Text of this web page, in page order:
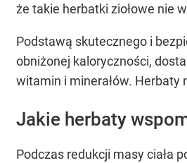
że takie herbatki ziołowe nie
Podstawą skutecznego i
obniżonej kaloryczności,
witamin i minerałów.
Jakie herbaty
Podczas redukcji masy ciała